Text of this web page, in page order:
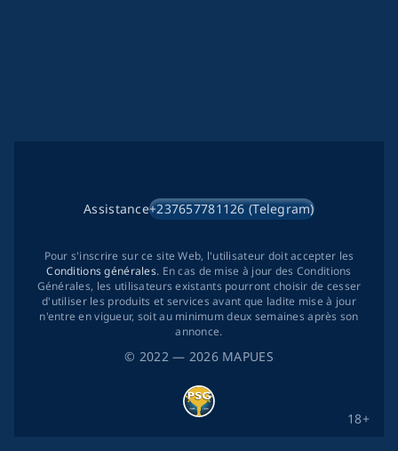
© 2022— 2026 MAPUES
Assistance+237657781126 (Telegram)
18+
Pour s'inscrire sur ce site Web, l'utilisateur doit accepter les
Conditions générales. En cas de mise à jour des Conditions
Générales, les utilisateurs existants pourront choisir de cesser
d'utiliser les produits et services avant que ladite mise à jour
n'entre en vigueur, soit au minimum deux semaines après son
annonce.